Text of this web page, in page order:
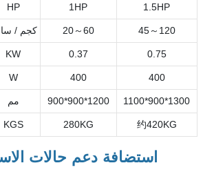
HP 1HP 1.5HP
كجم / 20～60 45～120
KW 0.37 0.75
W 400 400
مم 900*900*1200 1100*900*1300
KGS 280KG 约420KG
استضافة دعم حالات